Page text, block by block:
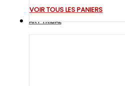
VOIR TOUS LES PANIERS
ART TRIBAL